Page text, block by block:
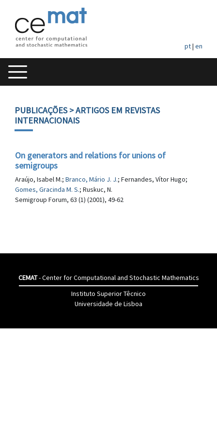
pt| en
PUBLICAÇÕES> ARTIGOS EM REVISTAS
INTERNACIONAIS
On generators and relations for unions of
semigroups
Araújo, Isabel M.; Branco, Mário J. J.; Fernandes, Vítor Hugo;
Gomes, Gracinda M. S.; Ruskuc, N.
Semigroup Forum, 63 (1) (2001), 49-62
CEMAT- Center for Computational and Stochastic Mathematics
Instituto Superior Têcnico
Universidade de Lisboa